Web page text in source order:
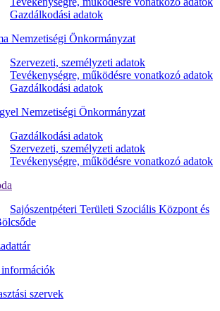
Gazdálkodási adatok
Nemzetiségi Önkormányzat
Szervezeti, személyzeti adatok
Tevékenységre, működésre vonatkozó adatok
Gazdálkodási adatok
Nemzetiségi Önkormányzat
Gazdálkodási adatok
Szervezeti, személyzeti adatok
Tevékenységre, működésre vonatkozó adatok
Sajószentpéteri Területi Szociális Központ és
szervek